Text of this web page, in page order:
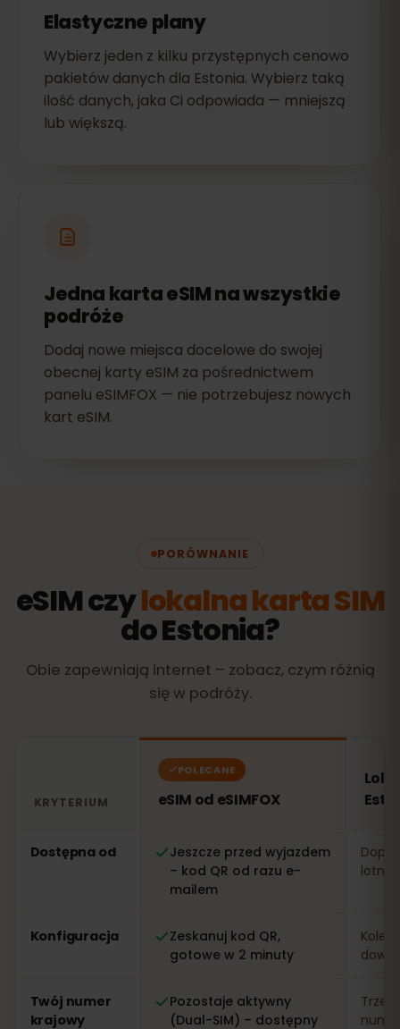
Elastyczne plany
Wybierz jeden z kilku przystępnych cenowo
pakietów danych dla Estonia. Wybierz taką
ilość danych, jaka Ci odpowiada — mniejszą
lub większą.
Jedna karta eSIM na wszystkie
podróże
Dodaj nowe miejsca docelowe do swojej
obecnej karty eSIM za pośrednictwem
panelu eSIMFOX — nie potrzebujesz nowych
kart eSIM.
PORÓWNANIE
eSIM czylokalna karta SIM
do Estonia?
Obie zapewniają internet – zobacz, czym różnią
się w podróży.
KRYTERIUM
POLECANE
eSIM od eSIMFOX
Dostępna od
Jeszcze przed wyjazdem
– kod QR od razu e-
mailem
Konfiguracja
Zeskanuj kod QR,
gotowe w 2 minuty
Twój numer
krajowy
Pozostaje aktywny
(Dual-SIM) – dostępny